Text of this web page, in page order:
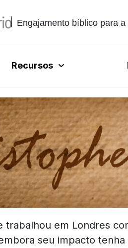
Engajamento bíblico para a
Recursos
trabalhou em Londres
seu impacto